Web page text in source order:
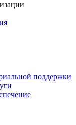
поддержки